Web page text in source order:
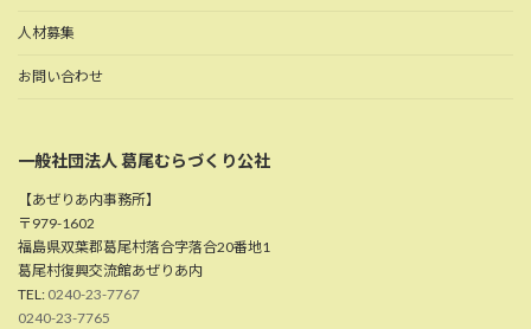
人材募集
お問い合わせ
一般社団法人 葛尾むらづくり公社
【あぜりあ内事務所】
〒979-1602
福島県双葉郡葛尾村落合字落合20番地1
葛尾村復興交流館あぜりあ内
TEL: 0240-23-7767
0240-23-7765